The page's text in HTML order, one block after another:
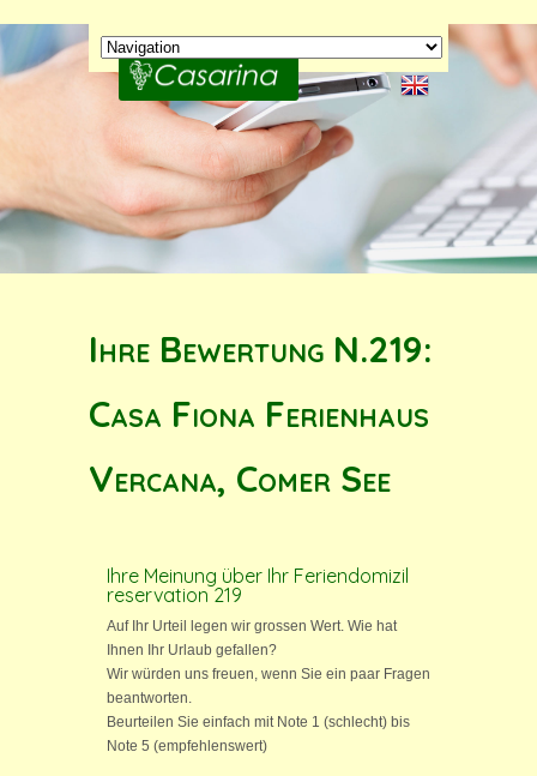
Ihre Bewertung N.219:
Casa Fiona Ferienhaus
Vercana, Comer See
Ihre Meinung über Ihr Feriendomizil
reservation 219
Auf Ihr Urteil legen wir grossen Wert. Wie hat
Ihnen Ihr Urlaub gefallen?
Wir würden uns freuen, wenn Sie ein paar Fragen
beantworten.
Beurteilen Sie einfach mit Note 1 (schlecht) bis
Note 5 (empfehlenswert)